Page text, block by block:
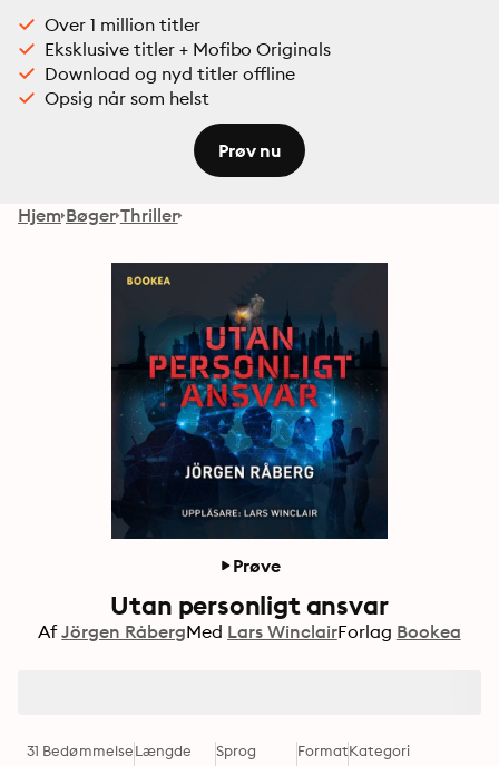
Over 1 million titler
Eksklusive titler + Mofibo Originals
Download og nyd titler offline
Opsig når som helst
Prøv nu
Hjem Bøger Thriller
Prøve
Utan personligt ansvar
Af Jörgen RåbergMed Lars WinclairForlag Bookea
31 BedømmelseLængde Sprog FormatKategori